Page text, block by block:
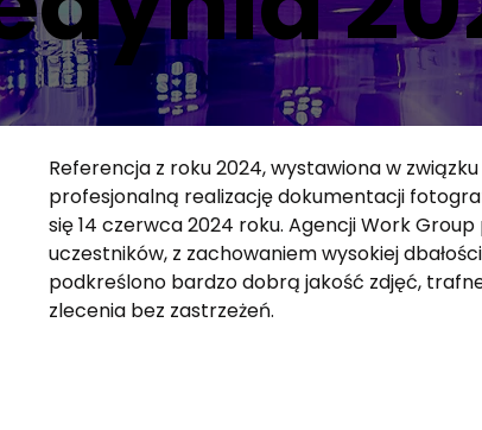
Referencja z roku 2024, wystawiona w
profesjonalną realizację dokumentacji
się 14 czerwca 2024 roku. Agencji Work
uczestników, z zachowaniem wysokiej
podkreślono bardzo dobrą jakość zdjęć,
zlecenia bez zastrzeżeń.